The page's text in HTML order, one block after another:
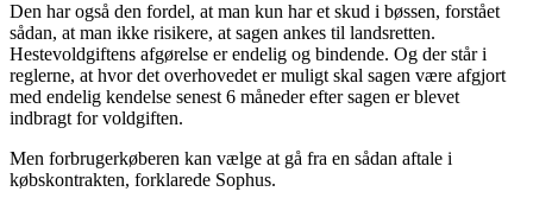
Den har også den fordel, at man kun har et skud i bøssen, forstået
sådan, at man ikke risikere, at sagen ankes til landsretten.
Hestevoldgiftens afgørelse er endelig og bindende. Og der står i
reglerne, at hvor det overhovedet er muligt skal sagen være afgjort
med endelig kendelse senest 6 måneder efter sagen er blevet
indbragt for voldgiften.
Men forbrugerkøberen kan vælge at gå fra en sådan aftale i
købskontrakten, forklarede Sophus.